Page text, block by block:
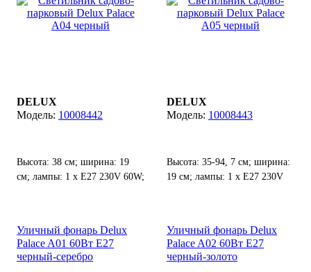
DELUX
10008442
Высота: 38 см; ширина: 19
см; лампы: 1 х Е27 230V 60W;
DELUX
10008443
Высота: 35-94, 7 см; ширина:
19 см; лампы: 1 х Е27 230V
Уличный фонарь Delux
Palace A01 60Вт Е27
черный-серебро
Уличный фонарь Delux
Palace A02 60Вт Е27
черный-золото